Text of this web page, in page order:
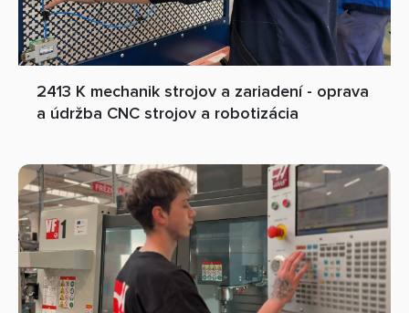
2413 K mechanik strojov a zariadení - oprava
a údržba CNC strojov a robotizácia